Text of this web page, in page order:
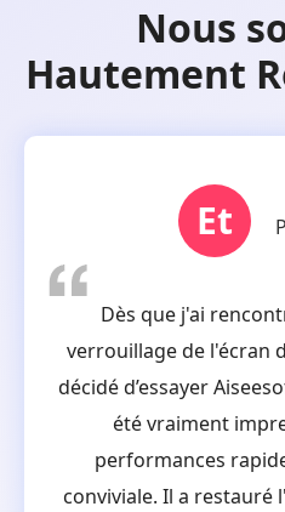
Nous
Hautement
Et
Dès que j'ai
verrouillage de l'écran
décidé d’essayer
été vraiment
performances
conviviale. Il a restauré